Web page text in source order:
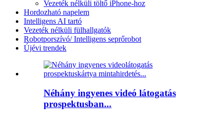
Vezeték nélküli töltő iPhone-hoz
Hordozható napelem
Intelligens AI tartó
Vezeték nélküli fülhallgatók
Robotporszívó/ Intelligens seprőrobot
Újévi trendek
Néhány ingyenes videó látogatás
prospektusban...